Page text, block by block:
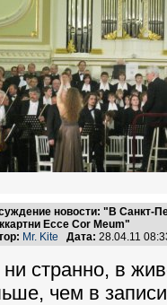
новости: "В Санкт-
Ecce Cor Meum"
Mr. Kite Дата: 28.04.11
ни странно, в
чем в